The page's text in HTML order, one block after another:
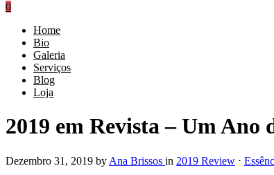
0
Home
Bio
Galeria
Serviços
Blog
Loja
2019 em Revista – Um Ano
Dezembro 31, 2019 by Ana Brissos in 2019 Review ⋅